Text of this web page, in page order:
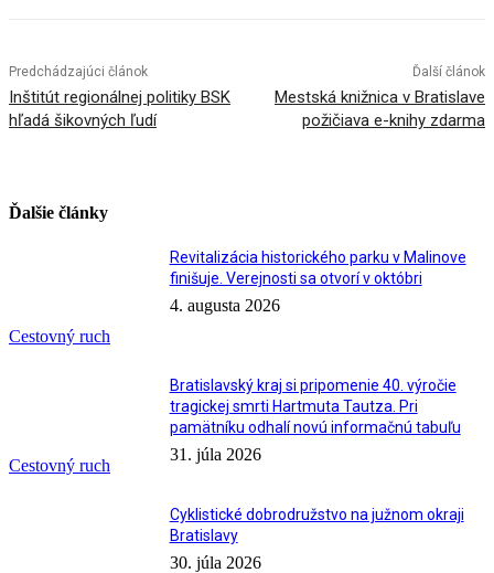
Predchádzajúci článok
Inštitút regionálnej politiky BSK
hľadá šikovných ľudí
Ďalší článok
Mestská knižnica v Bratislave
požičiava e-knihy zdarma
Ďalšie články
Cestovný ruch
Revitalizácia historického parku v Malinove
finišuje. Verejnosti sa otvorí v októbri
4. augusta 2026
Cestovný ruch
Bratislavský kraj si pripomenie 40. výročie
tragickej smrti Hartmuta Tautza. Pri
pamätníku odhalí novú informačnú tabuľu
31. júla 2026
Cyklistické dobrodružstvo na južnom okraji
Bratislavy
30. júla 2026